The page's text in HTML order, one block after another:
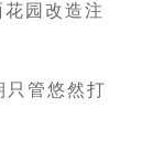
只管悠然打